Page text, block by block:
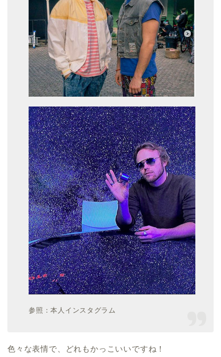
参照：本人インスタグラム
色々な表情で、どれもかっこいいですね！